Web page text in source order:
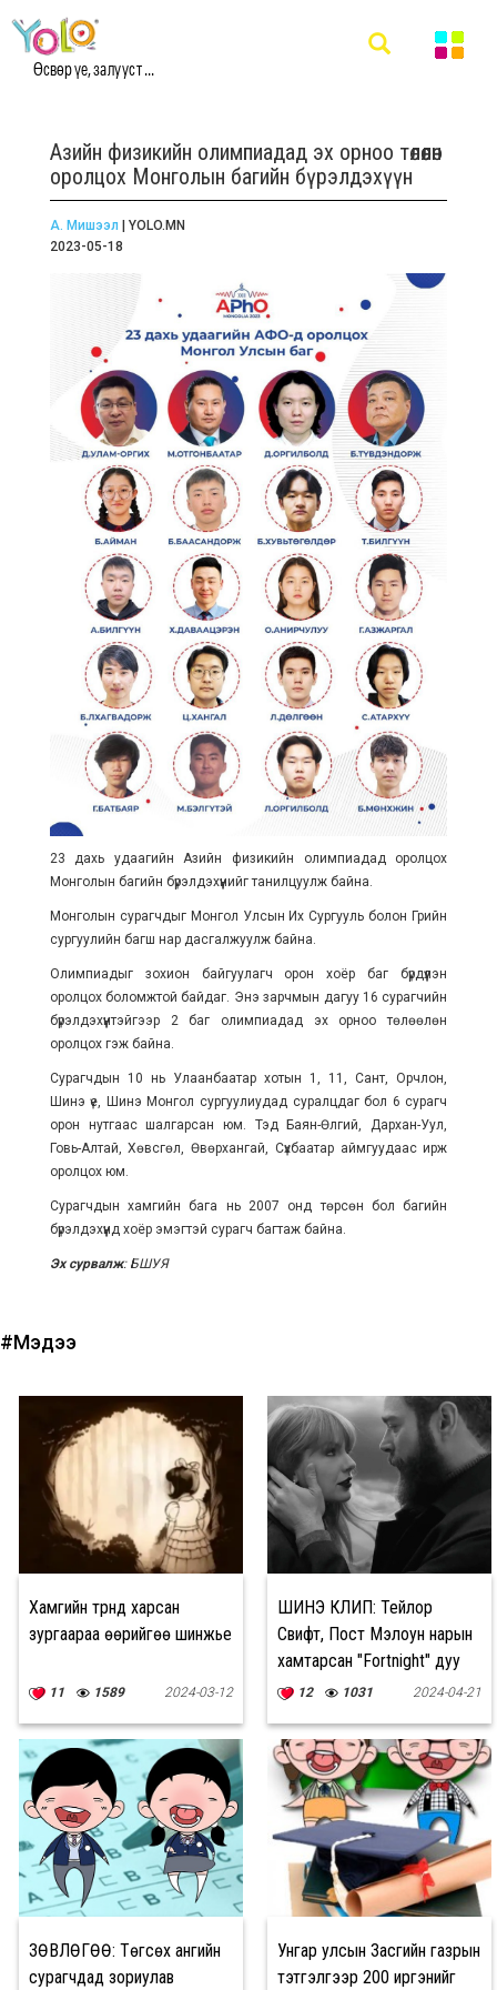
Өсвөр үе, залууст ...
Азийн физикийн олимпиадад эх орноо төлөөлөн
оролцох Монголын багийн бүрэлдэхүүн
А. Мишээл | YOLO.MN
2023-05-18
23 дахь удаагийн Азийн физикийн олимпиадад оролцох
Монголын багийн бүрэлдэхүүнийг танилцуулж байна.
Монголын сурагчдыг Монгол Улсын Их Сургууль болон Грийн
сургуулийн багш нар дасгалжуулж байна.
Олимпиадыг зохион байгуулагч орон хоёр баг бүрдүүлэн
оролцох боломжтой байдаг. Энэ зарчмын дагуу 16 сурагчийн
бүрэлдэхүүнтэйгээр 2 баг олимпиадад эх орноо төлөөлөн
оролцох гэж байна.
Сурагчдын 10 нь Улаанбаатар хотын 1, 11, Сант, Орчлон,
Шинэ үе, Шинэ Монгол сургуулиудад суралцдаг бол 6 сурагч
орон нутгаас шалгарсан юм. Тэд Баян-Өлгий, Дархан-Уул,
Говь-Алтай, Хөвсгөл, Өвөрхангай, Сүхбаатар аймгуудаас ирж
оролцох юм.
Сурагчдын хамгийн бага нь 2007 онд төрсөн бол багийн
бүрэлдэхүүнд хоёр эмэгтэй сурагч багтаж байна.
Эх сурвалж: БШУЯ
#Мэдээ
Хамгийн түрүүнд харсан
зургаараа өөрийгөө шинжье
11 1589 2024-03-12
ШИНЭ КЛИП: Тейлор
Свифт, Пост Мэлоун нарын
хамтарсан "Fortnight" дуу
цацагдлаа
12 1031 2024-04-21
ЗӨВЛӨГӨӨ: Төгсөх ангийн
сурагчдад зориулав
Унгар улсын Засгийн газрын
тэтгэлгээр 200 иргэнийг